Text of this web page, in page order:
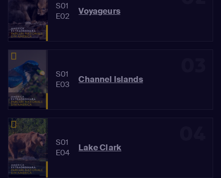
S01
E02
Voyageurs
S01
E03
Channel Islands
S01
E04
Lake Clark